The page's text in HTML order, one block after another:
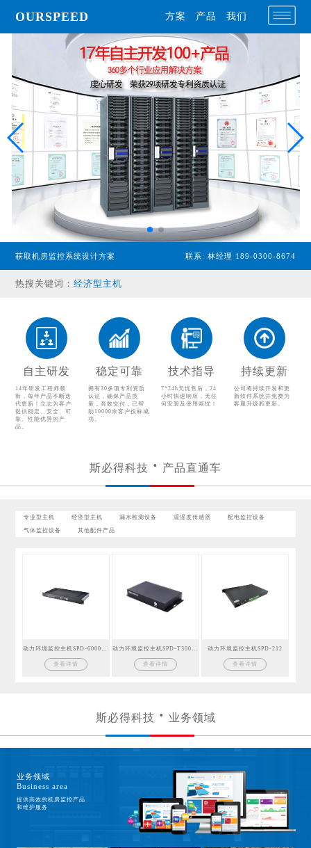
OURSPEED 方案 产品 我们
获取机房监控系统设计方案 联系: 林经理 189-0300-8674
热搜关键词：专业型主机
漏水检测设备
温湿度传感器
配电监控设备
气体监控设备
其他配件产品
自主研发
14年研发工程师领
衔，每年产品不断迭
代更新！立志为客户
提供稳定、安全、可
靠、性能优异的产
品。
稳定可靠
拥有30多项专利资质
认证，确保产品质
量，高效交付，已帮
助10000余客户投标成
功。
技术指导
7*24h无忧售后，24
小时快速响应，无任
何安装及使用烦忧！
持续更新
公司将持续开发和更
新软件系统并免费为
客服升级和更新。
斯必得科技 产品直通车
专业型主机 经济型主机 漏水检测设备 温湿度传感器 配电监控设备
气体监控设备 其他配件产品
查看详情 查看详情
动力环境监控主机SPD-212
查看详情
斯必得科技 业务领域
业务领域
Business area
提供高效的机房监控产品
和维护服务